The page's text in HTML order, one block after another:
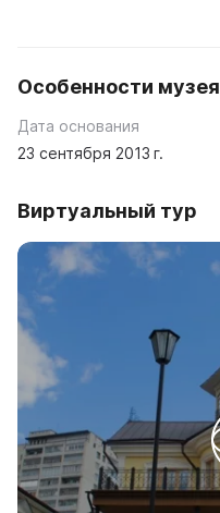
Особенности музея
Дата основания
23 сентября 2013 г.
Виртуальный тур